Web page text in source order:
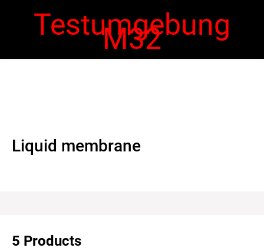
Testumgebung
M32
Liquid membrane
5 Products